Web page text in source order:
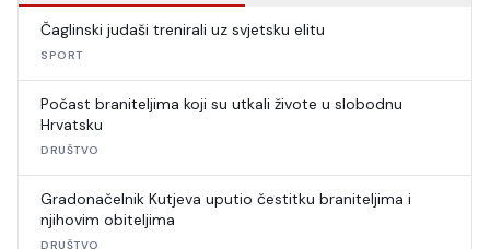
Čaglinski judaši trenirali uz svjetsku elitu
SPORT
Počast braniteljima koji su utkali živote u slobodnu
Hrvatsku
DRUŠTVO
Gradonačelnik Kutjeva uputio čestitku braniteljima i
njihovim obiteljima
DRUŠTVO